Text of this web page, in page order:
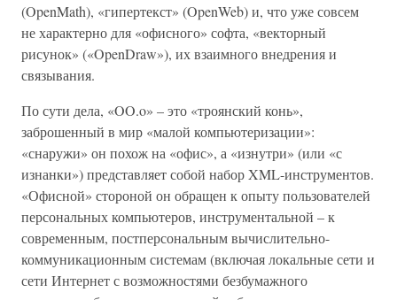
(OpenMath), «гипертекст» (OpenWeb) и, что уже совсем
не характерно для «офисного» софта, «векторный
рисунок» («OpenDraw»), их взаимного внедрения и
связывания.
По сути дела, «OO.o» – это «троянский конь»,
заброшенный в мир «малой компьютеризации»:
«снаружи» он похож на «офис», а «изнутри» (или «с
изнанки») представляет собой набор XML-инструментов.
«Офисной» стороной он обращен к опыту пользователей
персональных компьютеров, инструментальной – к
современным, постперсональным вычислительно-
коммуникационным системам (включая локальные сети и
сети Интернет с возможностями безбумажного